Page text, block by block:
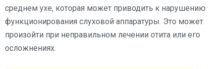
среднем ухе, которая может приводить к нарушению
функционирования слуховой аппаратуры. Это может
произойти при неправильном лечении отита или его
осложнениях.